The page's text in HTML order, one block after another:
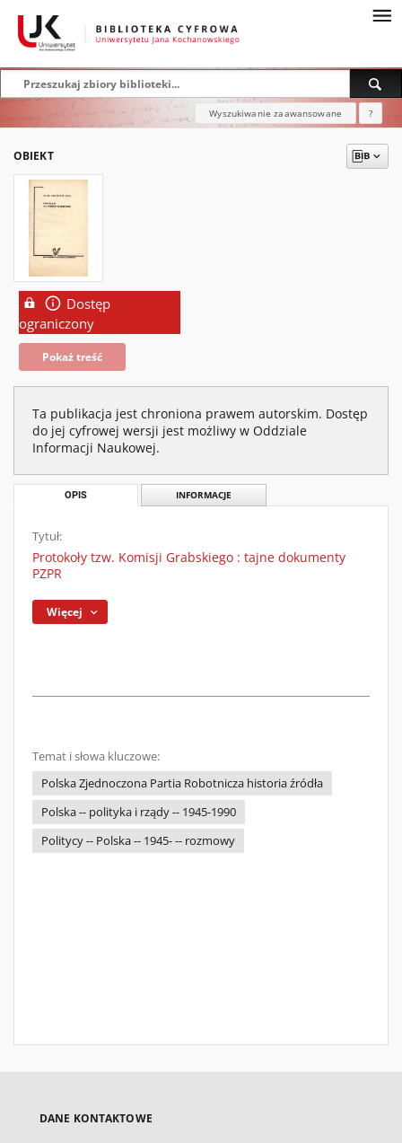
Wyszukiwanie zaawansowane ?
OBIEKT
Dostęp
ograniczony
Pokaż treść
Ta publikacja jest chroniona prawem autorskim. Dostęp
do jej cyfrowej wersji jest możliwy w Oddziale
Informacji Naukowej.
OPIS INFORMACJE
Tytuł:
Protokoły tzw. Komisji Grabskiego : tajne dokumenty
PZPR
Więcej
Temat i słowa kluczowe:
Polska Zjednoczona Partia Robotnicza historia źródła
Polska -- polityka i rządy -- 1945-1990
Politycy -- Polska -- 1945- -- rozmowy
DANE KONTAKTOWE